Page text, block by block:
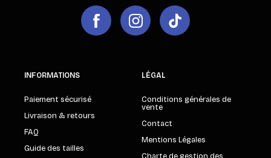
INFORMATIONS
Paiement sécurisé
Livraison & retours
FAQ
Guide des tailles
LÉGAL
Conditions générales de
vente
Contact
Mentions Légales